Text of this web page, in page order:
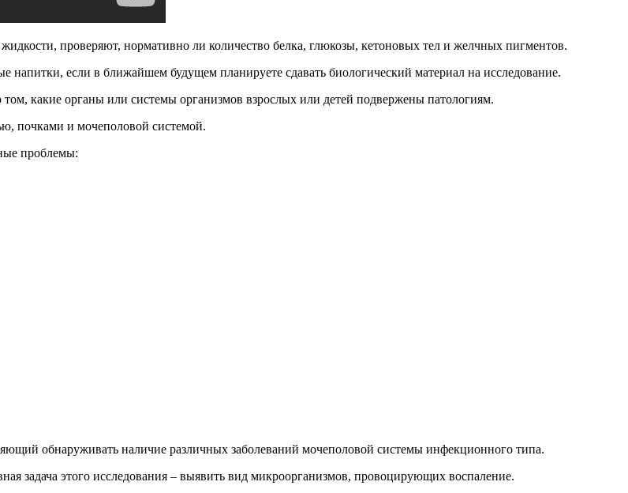
проверяют, нормативно ли количество белка, глюкозы, кетоновых тел и желчных пигментов.
напитки, если в ближайшем будущем планируете сдавать биологический материал на исследование.
какие органы или системы организмов взрослых или детей подвержены патологиям.
почками и мочеполовой системой.
проблемы:
обнаруживать наличие различных заболеваний мочеполовой системы инфекционного типа.
задача этого исследования – выявить вид микроорганизмов, провоцирующих воспаление.